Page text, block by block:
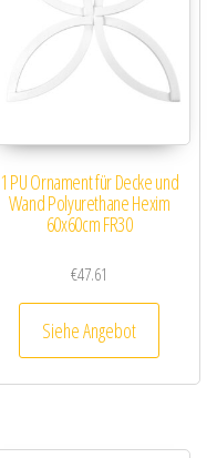
1 PU Ornament für Decke und
Wand Polyurethane Hexim
60x60cm FR30
€47.61
Siehe Angebot